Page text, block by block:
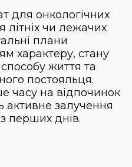
для онкологічних
літніх чи лежачих
плани
характеру, стану
життя та
постояльця.
часу на відпочинок
активне залучення
перших днів.